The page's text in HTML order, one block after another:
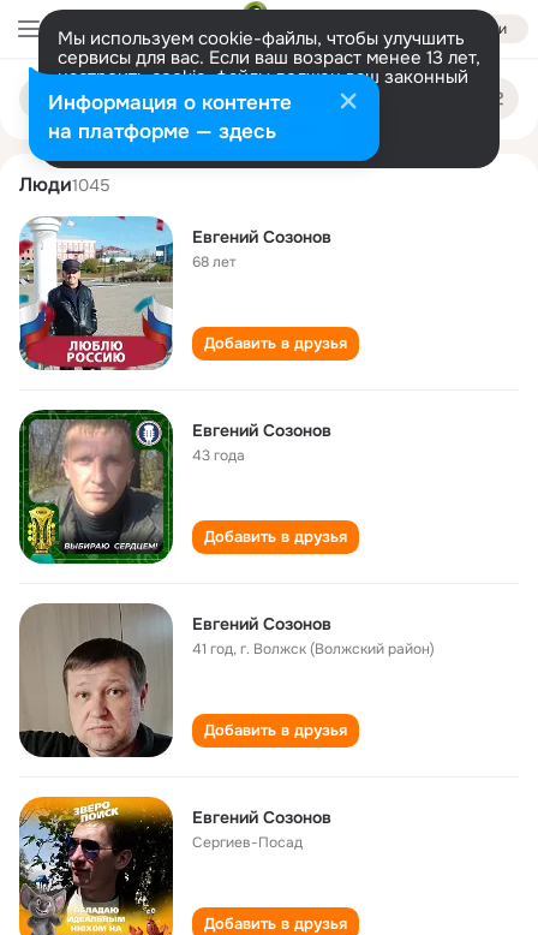
Войти
Мы используем cookie-файлы, чтобы улучшить
сервисы для вас. Если ваш возраст менее 13 лет,
настроить cookie-файлы должен ваш законный
представитель. Больше информации
Разрешить все Настроить
Поиск
людям
evgeniy sozonov
Люди1045
Евгений Созонов
68 лет
Добавить в друзья
Евгений Созонов
43 года
Добавить в друзья
Евгений Созонов
41 год,г. Волжск (Волжский район)
Добавить в друзья
Евгений Созонов
Сергиев-Посад
Добавить в друзья
Информация о контенте
на платформе — здесь